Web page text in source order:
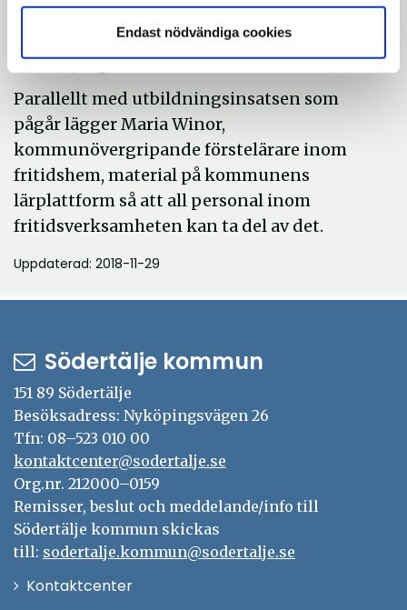
Endast nödvändiga cookies
fantastiskt att se deras engagemang och
hur de växer i sin yrkesroll tillsammans med
barnen, säger Tina Hammarström.
Parallellt med utbildningsinsatsen som
pågår lägger Maria Winor,
kommunövergripande förstelärare inom
fritidshem, material på kommunens
lärplattform så att all personal inom
fritidsverksamheten kan ta del av det.
Uppdaterad: 2018-11-29
Södertälje kommun
151 89 Södertälje
Besöksadress: Nyköpingsvägen 26
Tfn: 08–523 010 00
kontaktcenter@sodertalje.se
Org.nr. 212000–0159
Remisser, beslut och meddelande/info till
Södertälje kommun skickas
till: sodertalje.kommun@sodertalje.se
KontaktcenterÖppna